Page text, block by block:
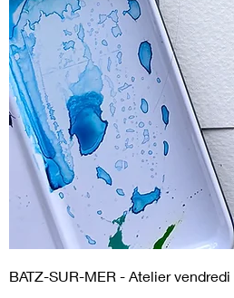
BATZ-SUR-MER - Atelier